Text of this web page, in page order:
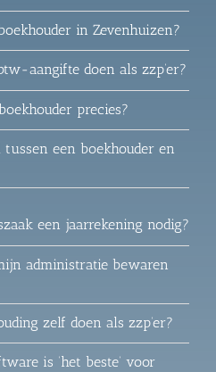
in Zevenhuizen?
aangifte doen als zzp’er?
precies?
een boekhouder en
een jaarrekening nodig?
administratie bewaren
zelf doen als zzp’er?
is ‘het beste’ voor